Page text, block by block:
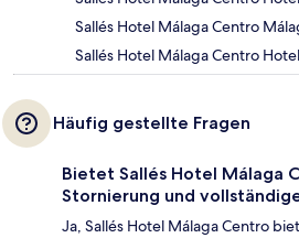
Sallés Hotel Málaga Centro
Sallés Hotel Málaga Centro
Häufig gestellte Fragen
Bietet Sallés Hotel Málaga
Stornierung und
Ja, Sallés Hotel Málaga Centro